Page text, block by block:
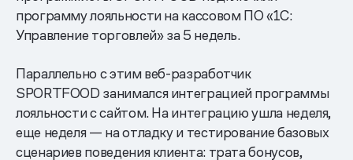
программу лояльности на кассовом ПО «1С:
Управление торговлей» за 5 недель.
Параллельно с этим веб-разработчик
SPORTFOOD занимался интеграцией программы
лояльности с сайтом. На интеграцию ушла неделя,
еще неделя — на отладку и тестирование базовых
сценариев поведения клиента: трата бонусов,